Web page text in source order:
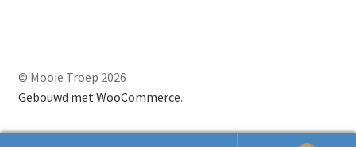
© Mooie Troep 2026
Gebouwd met WooCommerce.